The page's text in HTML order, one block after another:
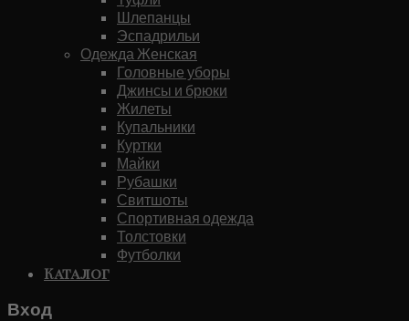
Шлепанцы
Эспадрильи
Одежда Женская
Головные уборы
Джинсы и брюки
Жилеты
Купальники
Куртки
Майки
Рубашки
Свитшоты
Спортивная одежда
Толстовки
Футболки
Каталог
Вход